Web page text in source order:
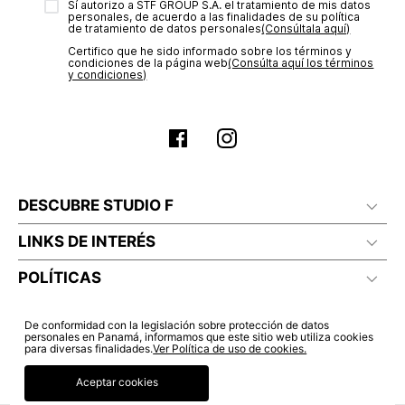
No lavado en seco
estado de tu compra puedes ingresar al menú de “Mi cuenta -
Mis Pedidos” en nuestra página webwww.studiofpanama.pa
Sí autorizo a STF GROUP S.A. el tratamiento de mis datos
personales, de acuerdo a las finalidades de su política
de tratamiento de datos personales‎(Consúltala aquí)
Certifico que he sido informado sobre los términos y
condiciones de la página web‎(Consúlta aquí los términos
y condiciones)
DESCUBRE STUDIO F
LINKS DE INTERÉS
POLÍTICAS
De conformidad con la legislación sobre protección de datos
personales en Panamá, informamos que este sitio web utiliza cookies
para diversas finalidades.Ver Política de uso de cookies.
Aceptar cookies